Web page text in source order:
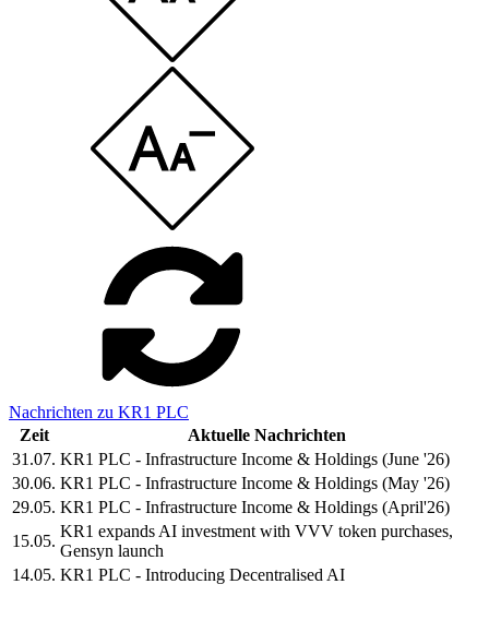
Nachrichten zu KR1 PLC
Zeit
Aktuelle Nachrichten
31.07. KR1 PLC - Infrastructure Income & Holdings (June '26)
30.06. KR1 PLC - Infrastructure Income & Holdings (May '26)
29.05. KR1 PLC - Infrastructure Income & Holdings (April'26)
15.05.
KR1 expands AI investment with VVV token purchases,
Gensyn launch
14.05. KR1 PLC - Introducing Decentralised AI